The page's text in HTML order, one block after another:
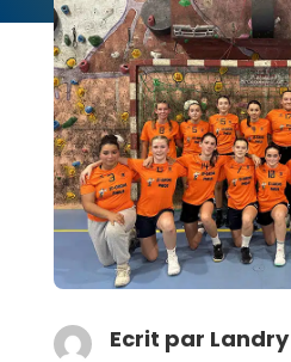
Ecrit par